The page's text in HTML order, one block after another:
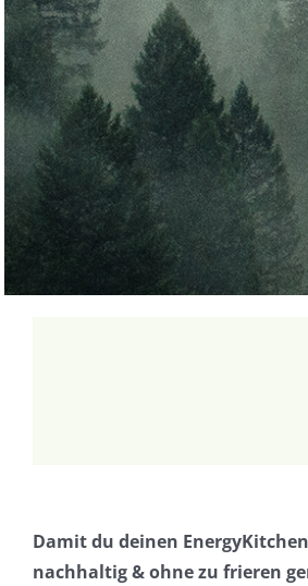
Damit du deinen
nachhaltig & ohne zu frieren